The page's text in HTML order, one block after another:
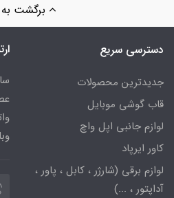
برگشت به
دسترسی سریع
جدیدترین محصولات
قاب گوشی موبایل
لوازم جانبی اپل واچ
کاور ایرپاد
لوازم برقی (شارژر ، کابل ، پاور ،
آداپتور ، ...)